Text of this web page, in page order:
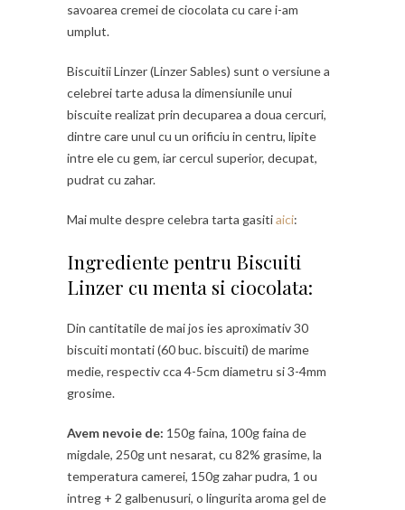
savoarea cremei de ciocolata cu care i-am
umplut.
Biscuitii Linzer (Linzer Sables) sunt o versiune a
celebrei tarte adusa la dimensiunile unui
biscuite realizat prin decuparea a doua cercuri,
dintre care unul cu un orificiu in centru, lipite
intre ele cu gem, iar cercul superior, decupat,
pudrat cu zahar.
Mai multe despre celebra tarta gasitiaici:
Ingrediente pentru Biscuiti
Linzer cu menta si ciocolata:
Din cantitatile de mai jos ies aproximativ 30
biscuiti montati (60 buc. biscuiti) de marime
medie, respectiv cca 4-5cm diametru si 3-4mm
grosime.
Avem nevoie de: 150g faina, 100g faina de
migdale, 250g unt nesarat, cu 82% grasime, la
temperatura camerei, 150g zahar pudra, 1 ou
intreg + 2 galbenusuri, o lingurita aroma gel de